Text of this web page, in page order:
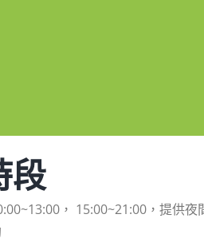
段
， 15:00~21:00，提供夜